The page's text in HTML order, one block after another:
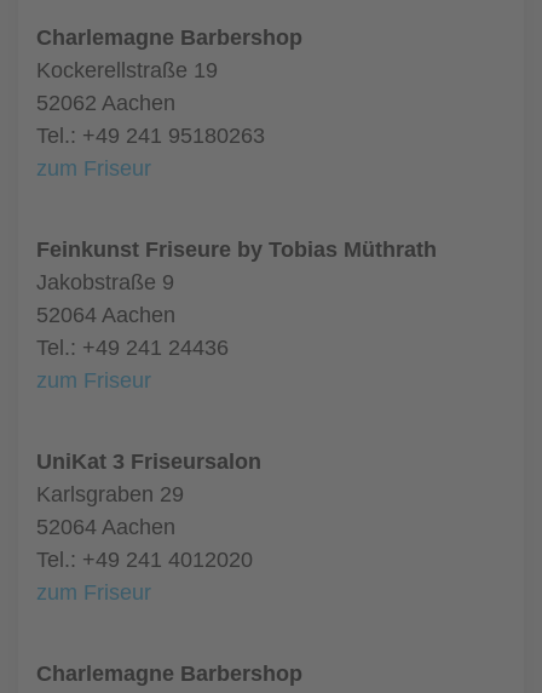
Charlemagne Barbershop
Kockerellstraße 19
52062 Aachen
Tel.: +49 241 95180263
zum Friseur
Feinkunst Friseure by Tobias Müthrath
Jakobstraße 9
52064 Aachen
Tel.: +49 241 24436
zum Friseur
UniKat 3 Friseursalon
Karlsgraben 29
52064 Aachen
Tel.: +49 241 4012020
zum Friseur
Charlemagne Barbershop